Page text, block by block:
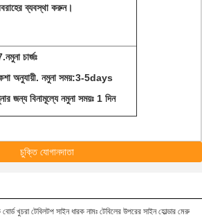
ব্যবস্থা করুন।
নমুনা চার্জঃ
অনুযায়ী. নমুনা সময়:3-5days
জন্য বিনামূল্যে নমুনা সময়ঃ 1 দিন
চুক্তি যোগানদাতা
খুচরা টেবিলটপ সাইন ধারক নামঃ টেবিলের উপরের সাইন হোল্ডার মেরু